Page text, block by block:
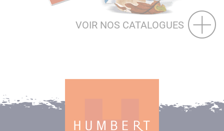
VOIR NOS CATALOGUES